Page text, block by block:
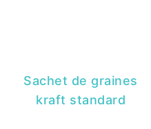
Sachet de graines
kraft standard